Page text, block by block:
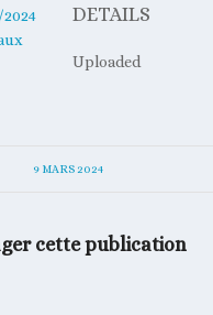
DETAILS
Uploaded
9 MARS 2024
cette publication